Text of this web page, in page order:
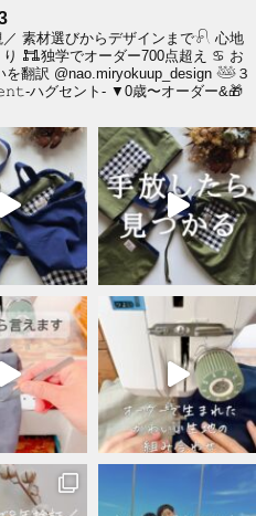
素材選びからデザインまで𓍯 心地
𐃀独学でオーダー700点超え ♋︎ お
を翻訳 @nao.miryokuup_design 𓅸３
ハグセント- ▼0歳〜オーダー&🎁